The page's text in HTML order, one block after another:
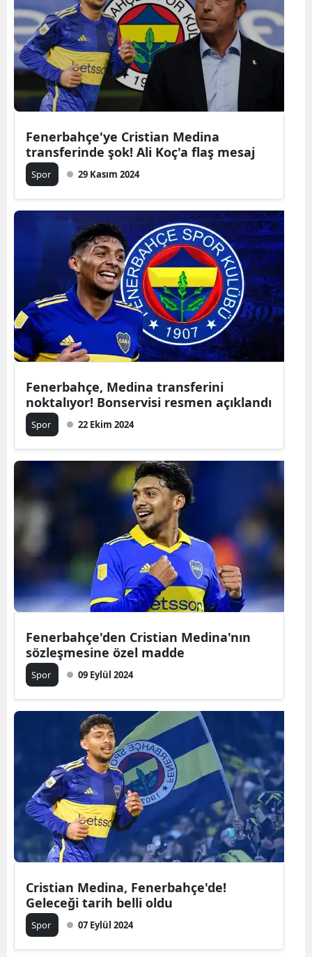
Diyarbakır
Edirne
Elazığ
Giresun
Gümüşhane
Hakkari
Hatay
Isparta
Mersin
İzmir
Kırklareli
Kırşehir
Kocaeli
Konya
Manisa
Mardin
Muğla
Muş
Nevşehir
Niğde
Sakarya
Fenerbahçe'ye Cristian Medina
transferinde şok! Ali Koç'a flaş mesaj
Spor 29 Kasım 2024
Fenerbahçe, Medina transferini
noktalıyor! Bonservisi resmen açıklandı
Spor 22 Ekim 2024
Fenerbahçe'den Cristian Medina'nın
sözleşmesine özel madde
Spor 09 Eylül 2024
Cristian Medina, Fenerbahçe'de!
Geleceği tarih belli oldu
Spor 07 Eylül 2024